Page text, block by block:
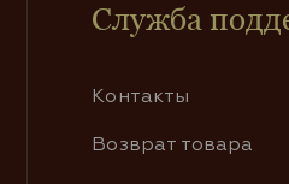
Служба
Контакты
Возврат товара